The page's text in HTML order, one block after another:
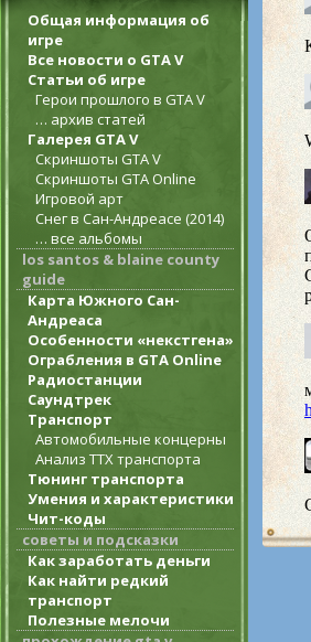
Общая информация об
игре
Все новости о GTA V
Статьи об игре
Герои прошлого в GTA V
… архив статей
Галерея GTA V
Скриншоты GTA V
Скриншоты GTA Online
Игровой арт
Снег в Сан-Андреасе (2014)
… все альбомы
los santos & blaine county
guide
Карта Южного Сан-
Андреаса
Особенности «некстгена»
Ограбления в GTA Online
Радиостанции
Саундтрек
Транспорт
Автомобильные концерны
Анализ ТТХ транспорта
Тюнинг транспорта
Умения и характеристики
Чит-коды
советы и подсказки
Как заработать деньги
Как найти редкий
транспорт
Полезные мелочи